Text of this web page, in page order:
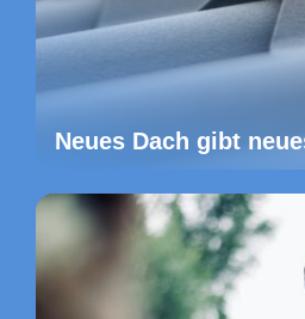
Neues Dach gibt